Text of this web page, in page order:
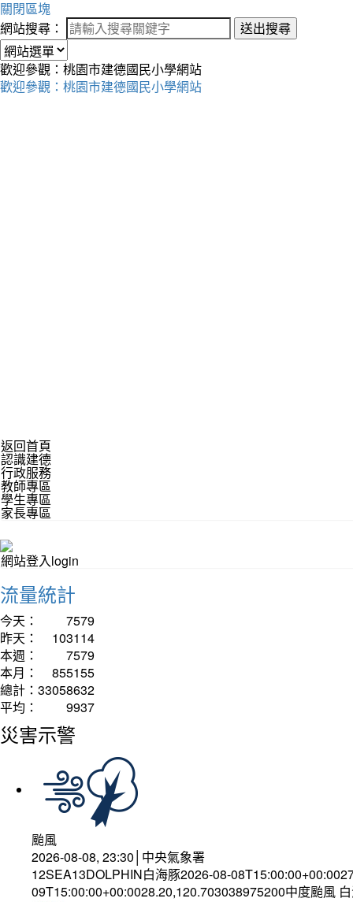
關閉區塊
網站搜尋：
送出搜尋
歡迎參觀：桃園市建德國民小學網站
歡迎參觀：桃園市建德國民小學網站
返回首頁
認識建德
行政服務
教師專區
學生專區
家長專區
網站登入login
流量統計
今天：
7579
昨天：
103114
本週：
7579
本月：
855155
總計： 33058632
平均：
9937
災害示警
颱風
2026-08-08, 23:30│中央氣象署
12SEA13DOLPHIN白海豚2026-08-
09T15:00:00+00:0028.20,120.703038975200中度颱風